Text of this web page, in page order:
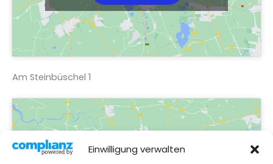
Einwilligung verwalten
Am Steinbüschel 1
Klicke auf "Ich stimme zu", um Google